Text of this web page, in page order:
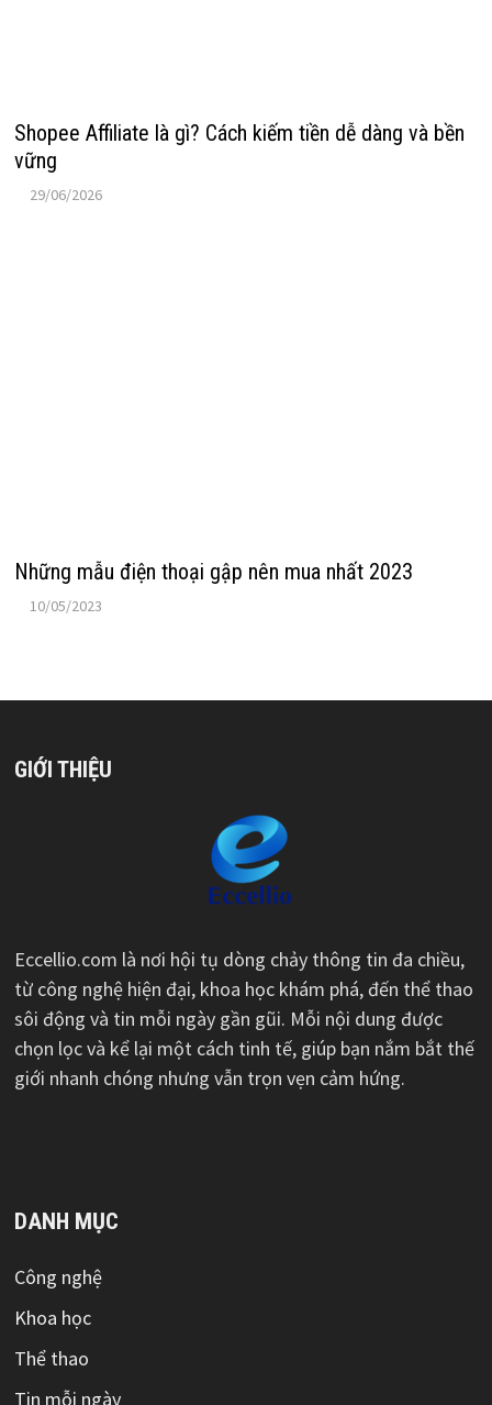
Shopee Affiliate là gì? Cách kiếm tiền dễ dàng và bền
vững
29/06/2026
Những mẫu điện thoại gập nên mua nhất 2023
10/05/2023
GIỚI THIỆU
Eccellio.com là nơi hội tụ dòng chảy thông tin đa chiều,
từ công nghệ hiện đại, khoa học khám phá, đến thể thao
sôi động và tin mỗi ngày gần gũi. Mỗi nội dung được
chọn lọc và kể lại một cách tinh tế, giúp bạn nắm bắt thế
giới nhanh chóng nhưng vẫn trọn vẹn cảm hứng.
DANH MỤC
Công nghệ
Khoa học
Thể thao
Tin mỗi ngày